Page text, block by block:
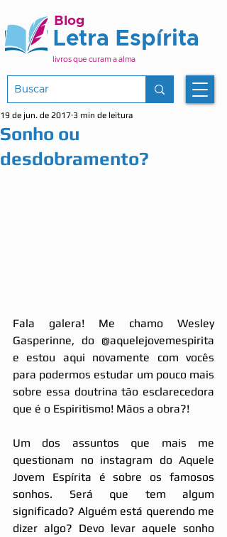
Letra Espírita
Blog
livros que curam a alma
Sonho ou
desdobramento?
19 de jun. de 2017 3 min de leitura
Fala galera! Me chamo Wesley
Gasperinne, do @aquelejovemespirita
e estou aqui novamente com vocês
para podermos estudar um pouco mais
sobre essa doutrina tão esclarecedora
que é o Espiritismo! Mãos a obra?!
Um dos assuntos que mais me
questionam no instagram do Aquele
Jovem Espírita é sobre os famosos
sonhos. Será que tem algum
significado? Alguém está querendo me
dizer algo? Devo levar aquele sonho